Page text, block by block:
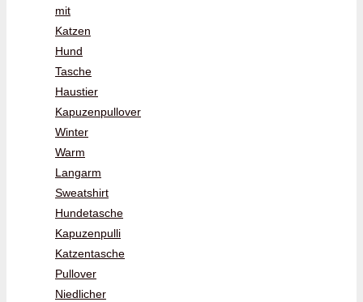
mit
Katzen
Hund
Tasche
Haustier
Kapuzenpullover
Winter
Warm
Langarm
Sweatshirt
Hundetasche
Kapuzenpulli
Katzentasche
Pullover
Niedlicher